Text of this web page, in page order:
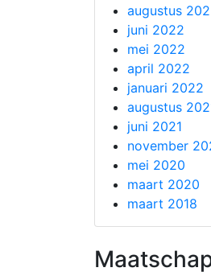
augustus
juni 2022
mei 2022
april 2022
januari 2022
augustus
juni 2021
november
mei 2020
maart 2020
maart 2018